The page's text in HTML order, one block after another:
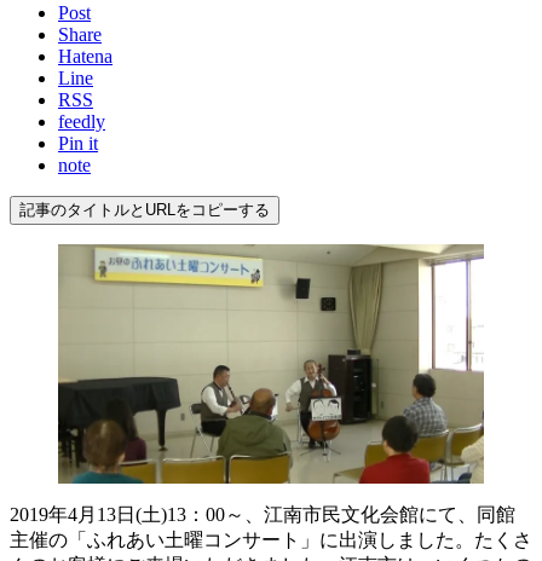
Post
Share
Hatena
Line
RSS
feedly
Pin it
note
記事のタイトルとURLをコピーする
2019年4月13日(土)13：00～、江南市民文化会館にて、同館
主催の「ふれあい土曜コンサート」に出演しました。たくさ